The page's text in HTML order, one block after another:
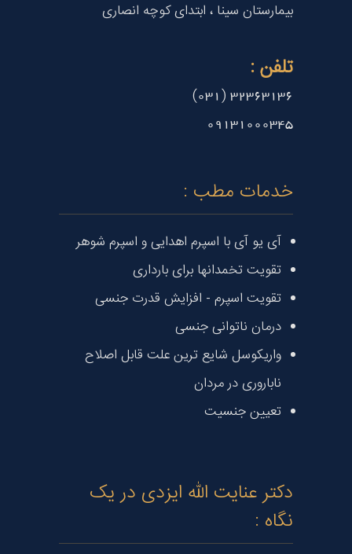
بیمارستان سینا ، ابتدای کوچه انصاری
تلفن :
32363136 (031)
09131000345
خدمات مطب :
آی یو آی با اسپرم اهدایی و اسپرم شوهر
تقویت تخمدانها برای بارداری
تقویت اسپرم - افزایش قدرت جنسی
درمان ناتوانی جنسی
واریکوسل شایع ترین علت قابل اصلاح
ناباروری در مردان
تعیین جنسیت
دکتر عنایت الله ایزدی در یک
نگاه :